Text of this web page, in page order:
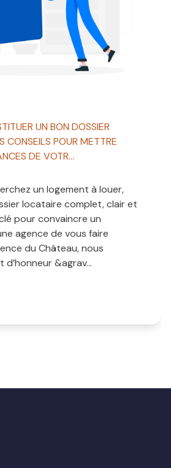
CONSEILS POUR METTRE
DE VOTR...
un logement à louer,
locataire complet, clair et
pour convaincre un
agence de vous faire
du Château, nous
&agrav...